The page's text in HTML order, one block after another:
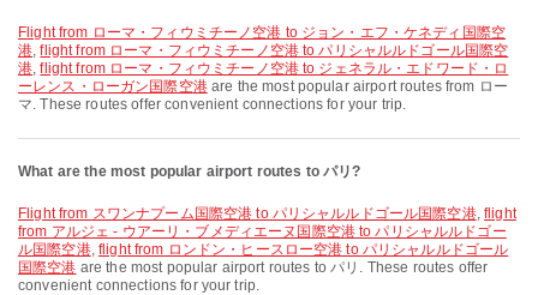
flight from ローマ・フィウミチーノ空港 to ジョン・エフ・ケネディ国際空
港,flight from ローマ・フィウミチーノ空港 to パリシャルルドゴール国際空
港,flight from ローマ・フィウミチーノ空港 to ジェネラル・エドワード・ロ
ーレンス・ローガン国際空港are the most popular airport routes from ロー
マ. These routes offer convenient connections for your trip.
What are the most popular airport routes to パリ?
flight from スワンナプーム国際空港 to パリシャルルドゴール国際空港,flight
from アルジェ - ウアーリ・ブメディエーヌ国際空港 to パリシャルルドゴー
ル国際空港, flight from ロンドン・ヒースロー空港 to パリシャルルドゴール
国際空港 are the most popular airport routes to パリ. These routes offer
convenient connections for your trip.